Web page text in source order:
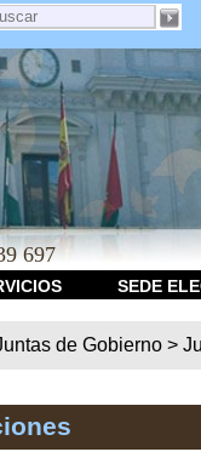
697
SEDE
de Gobierno >